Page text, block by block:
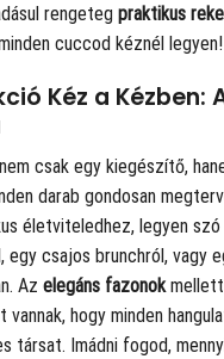
rengeteg praktikus
cuccod kéznél legyen!
Kéz a Kézben:
csak egy kiegészítő,
darab gondosan
életviteledhez, legyen
egy csajos brunchról, vagy
Az elegáns fazonokmellett
vannak, hogy minden
társat. Imádni fogod,